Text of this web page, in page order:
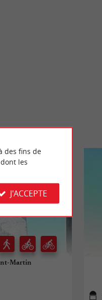
Martin
des fins de
les
J'ACCEPTE